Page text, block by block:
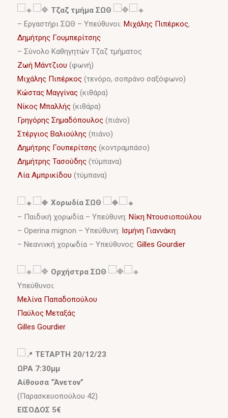
Τζαζ τμήμα ΣΩΘ
– Εργαστήρι ΣΩΘ – Υπεύθυνοι: Μιχάλης Πιπέρκος,
Δημήτρης Γουμπερίτσης
– Σύνολο Καθηγητών Τζαζ τμήματος
Ζωή Μάντζιου (φωνή)
Μιχάλης Πιπέρκος(τενόρο, σοπράνο σαξόφωνο)
Κώστας Μαγγίνας(κιθάρα)
Νίκος Μπαλλής(κιθάρα)
Γρηγόρης Σημαδόπουλος(πιάνο)
Στέργιος Βαλιούλης(πιάνο)
Δημήτρης Γουπερίτσης(κοντραμπάσο)
Δημήτρης Τασούδης(τύμπανα)
Λία Αμπρικίδου (τύμπανα)
Χορωδία ΣΩΘ
– Παιδική χορωδία – Υπεύθυνη: Νίκη Ντουσιοπούλου
– Operina mignon – Υπεύθυνη: Ισμήνη Γιαννάκη
– Νεανινκή χορωδία – Υπεύθυνος: Gilles Gourdier
Ορχήστρα ΣΩΘ
Υπεύθυνοι:
Μελίνα Παπαδοπούλου
Παύλος Μεταξάς
Gilles Gourdier
ΤΕΤΑΡΤΗ 20/12/23
ΩΡΑ 7:30μμ
Αίθουσα “Άνετον”
(Παρασκευοπούλου 42)
ΕΙΣΟΔΟΣ 5€